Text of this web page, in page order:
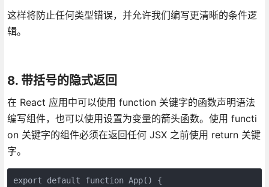
这样将防止任何类型错误，并允许我们编写更清晰的条件逻
辑。
8. 带括号的隐式返回
在 React 应用中可以使用 function 关键字的函数声明语法
编写组件，也可以使用设置为变量的箭头函数。使用 functi
on 关键字的组件必须在返回任何 JSX 之前使用 return 关键
字。
export default function App() {